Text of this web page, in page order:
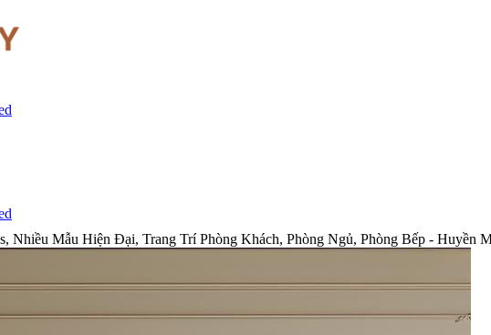
Nhiều Mẫu Hiện Đại, Trang Trí Phòng Khách, Phòng Ngủ, Phòng Bếp - Huyền